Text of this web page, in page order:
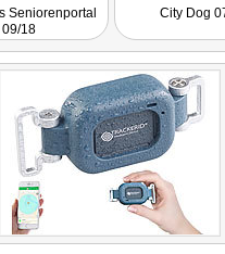
Seniorenportal
09/18
City Dog